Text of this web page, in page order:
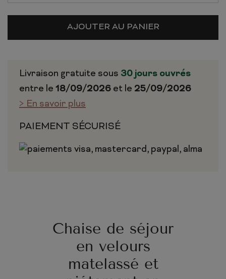
AJOUTER AU PANIER
Livraison gratuite sous 30 jours ouvrés
entre le 18/09/2026 et le 25/09/2026
> En savoir plus
PAIEMENT SÉCURISÉ
Chaise de séjour
en velours
matelassé et